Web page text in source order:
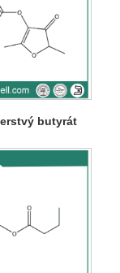
butyrát